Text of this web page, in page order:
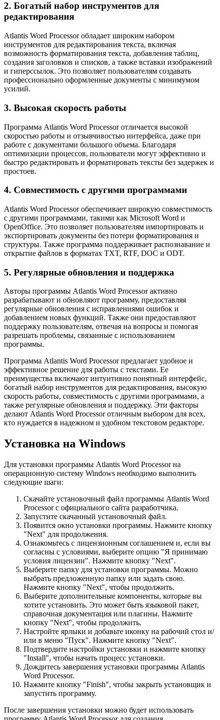
2. Богатый набор инструментов для
редактирования
Atlantis Word Processor обладает широким набором
инструментов для редактирования текста, включая
возможность форматирования текста, добавления таблиц,
создания заголовков и списков, а также вставки изображений
и гиперссылок. Это позволяет пользователям создавать
профессионально оформленные документы с минимумом
усилий.
3. Высокая скорость работы
Программа Atlantis Word Processor отличается высокой
скоростью работы и отзывчивостью интерфейса, даже при
работе с документами большого объема. Благодаря
оптимизации процессов, пользователи могут эффективно и
быстро редактировать и форматировать тексты без задержек и
простоев.
4. Совместимость с другими программами
Atlantis Word Processor обеспечивает широкую совместимость
с другими программами, такими как Microsoft Word и
OpenOffice. Это позволяет пользователям импортировать и
экспортировать документы без потери форматирования и
структуры. Также программа поддерживает распознавание и
открытие файлов в форматах TXT, RTF, DOC и ODT.
5. Регулярные обновления и поддержка
Авторы программы Atlantis Word Processor активно
разрабатывают и обновляют программу, предоставляя
регулярные обновления с исправлениями ошибок и
добавлением новых функций. Также они предоставляют
поддержку пользователям, отвечая на вопросы и помогая
разрешать проблемы, связанные с использованием
программы.
Программа Atlantis Word Processor предлагает удобное и
эффективное решение для работы с текстами. Ее
преимущества включают интуитивно понятный интерфейс,
богатый набор инструментов для редактирования, высокую
скорость работы, совместимость с другими программами, а
также регулярные обновления и поддержку. Эти факторы
делают Atlantis Word Processor отличным выбором для всех,
кто нуждается в надежном и удобном текстовом редакторе.
Установка на Windows
Для установки программы Atlantis Word Processor на
операционную систему Windows необходимо выполнить
следующие шаги:
Скачайте установочный файл программы Atlantis Word
Processor с официального сайта разработчика.
Запустите скачанный установочный файл.
Появится окно установки программы. Нажмите кнопку
"Next" для продолжения.
Ознакомьтесь с лицензионным соглашением и, если вы
согласны с условиями, выберите опцию "Я принимаю
условия лицензии". Нажмите кнопку "Next".
Выберите папку для установки программы. Можно
выбрать предложенную папку или задать свою.
Нажмите кнопку "Next", чтобы продолжить.
Выберите дополнительные компоненты, которые вы
хотите установить. Это может быть языковой пакет,
справочная документация или плагины. Нажмите
кнопку "Next", чтобы продолжить.
Настройте ярлыки и добавьте иконку на рабочий стол и/
или в меню "Пуск". Нажмите кнопку "Next".
Подтвердите настройки установки и нажмите кнопку
"Install", чтобы начать процесс установки.
Дождитесь завершения установки программы Atlantis
Word Processor.
Нажмите кнопку "Finish", чтобы закрыть установщик и
запустить программу.
После завершения установки можно будет использовать